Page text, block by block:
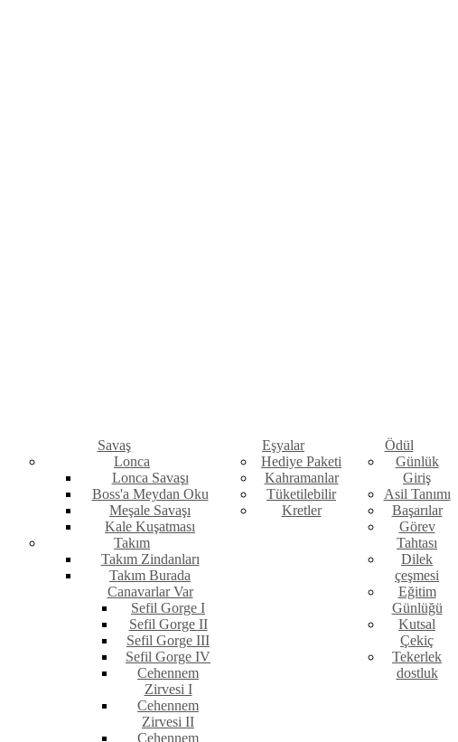
Savaş
Lonca
Lonca Savaşı
Boss'a Meydan Oku
Meşale Savaşı
Kale Kuşatması
Takım
Takım Zindanları
Takım Burada
Canavarlar Var
Sefil Gorge I
Sefil Gorge II
Sefil Gorge III
Sefil Gorge IV
Cehennem
Zirvesi I
Cehennem
Zirvesi II
Cehennem
Eşyalar
Hediye Paketi
Kahramanlar
Tüketilebilir
Kretler
Ödül
Günlük
Giriş
Asil Tanımı
Başarılar
Görev
Tahtası
Dilek
çeşmesi
Eğitim
Günlüğü
Kutsal
Çekiç
Tekerlek
dostluk